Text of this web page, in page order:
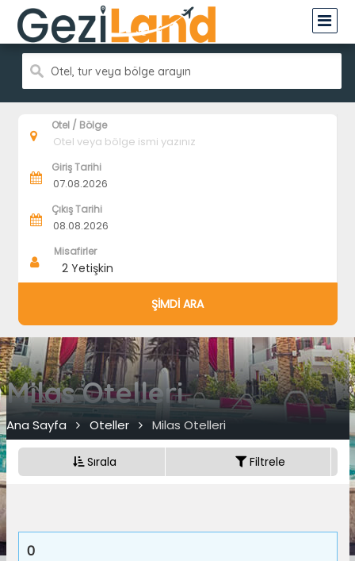
Otel, tur veya bölge arayın
Otel / Bölge
Giriş Tarihi
Çıkış Tarihi
Misafirler
2 Yetişkin
ŞİMDİ ARA
Milas Otelleri
Ana Sayfa Oteller Milas Otelleri
Sırala Filtrele
0